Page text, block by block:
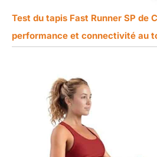
Test du tapis Fast Runner SP de
performance et connectivité au